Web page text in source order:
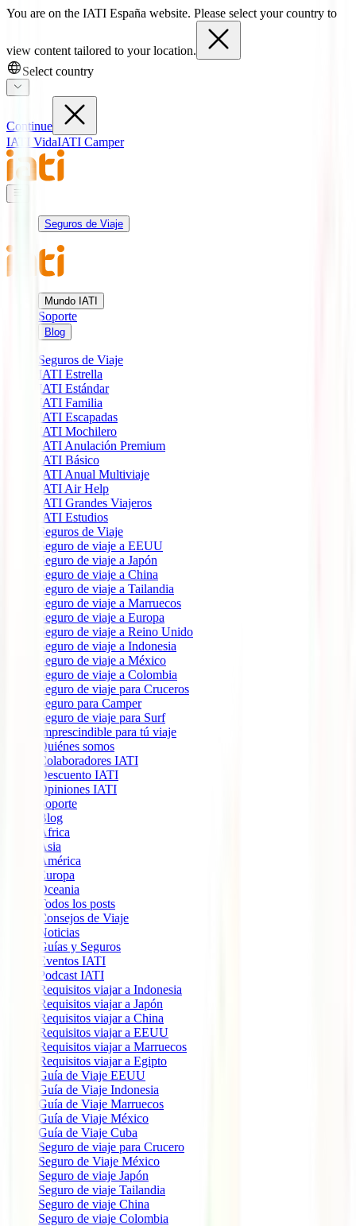
You are on the IATI España website. Please select your country to
view content tailored to your location.
Select country
Continue
IATI VidaIATI Camper
Seguros de Viaje
Mundo IATI
Soporte
Blog
Seguros de Viaje
IATI Estrella
IATI Estándar
IATI Familia
IATI Escapadas
IATI Mochilero
IATI Anulación Premium
IATI Básico
IATI Anual Multiviaje
IATI Air Help
IATI Grandes Viajeros
IATI Estudios
Seguros de Viaje
Seguro de viaje a EEUU
Seguro de viaje a Japón
Seguro de viaje a China
Seguro de viaje a Tailandia
Seguro de viaje a Marruecos
Seguro de viaje a Europa
Seguro de viaje a Reino Unido
Seguro de viaje a Indonesia
Seguro de viaje a México
Seguro de viaje a Colombia
Seguro de viaje para Cruceros
Seguro para Camper
Seguro de viaje para Surf
Imprescindible para tú viaje
Quiénes somos
Colaboradores IATI
Descuento IATI
Opiniones IATI
Soporte
Blog
África
Ásia
América
Europa
Oceania
Todos los posts
Consejos de Viaje
Noticias
Guías y Seguros
Eventos IATI
Podcast IATI
Requisitos viajar a Indonesia
Requisitos viajar a Japón
Requisitos viajar a China
Requisitos viajar a EEUU
Requisitos viajar a Marruecos
Requisitos viajar a Egipto
Guía de Viaje EEUU
Guía de Viaje Indonesia
Guía de Viaje Marruecos
Guía de Viaje México
Guía de Viaje Cuba
Seguro de viaje para Crucero
Seguro de Viaje México
Seguro de viaje Japón
Seguro de viaje Tailandia
Seguro de viaje China
Seguro de viaje Colombia